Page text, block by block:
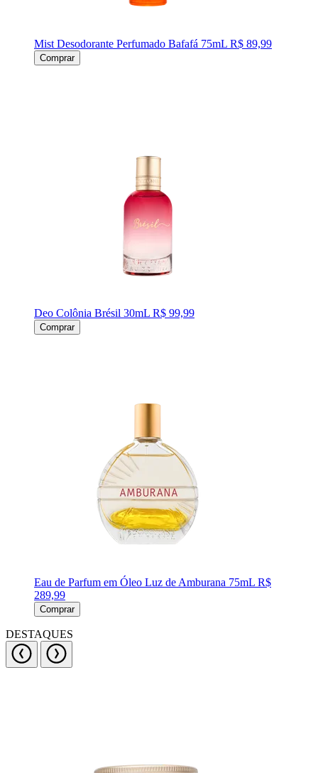
Mist Desodorante Perfumado Bafafá 75mL R$ 89,99
Comprar
Deo Colônia Brésil 30mL R$ 99,99
Comprar
Eau de Parfum em Óleo Luz de Amburana 75mL R$
289,99
Comprar
DESTAQUES